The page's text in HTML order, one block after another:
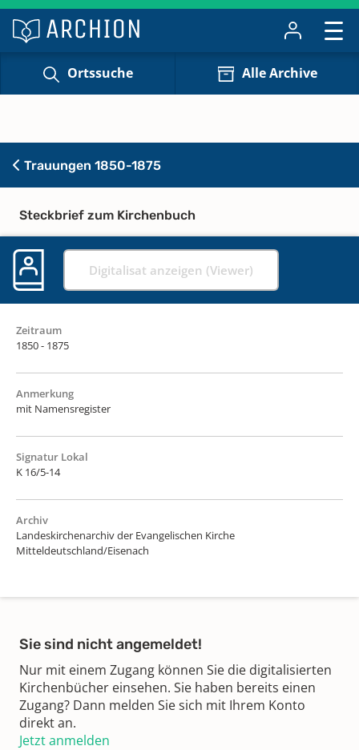
Ortssuche Alle Archive
Trauungen 1850-1875
Steckbrief zum Kirchenbuch
Digitalisat anzeigen (Viewer)
Zeitraum
1850 - 1875
Anmerkung
mit Namensregister
Signatur Lokal
K 16/5-14
Archiv
Landeskirchenarchiv der Evangelischen Kirche
Mitteldeutschland/Eisenach
Sie sind nicht angemeldet!
Nur mit einem Zugang können Sie die digitalisierten
Kirchenbücher einsehen. Sie haben bereits einen
Zugang? Dann melden Sie sich mit Ihrem Konto
direkt an.
Jetzt anmelden